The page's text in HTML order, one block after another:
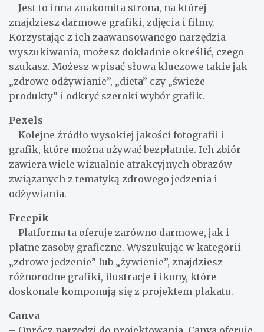
– Jest to inna znakomita strona, na której
znajdziesz darmowe grafiki, zdjęcia i filmy.
Korzystając z ich zaawansowanego narzędzia
wyszukiwania, możesz dokładnie określić, czego
szukasz. Możesz wpisać słowa kluczowe takie jak
„zdrowe odżywianie”, „dieta” czy „świeże
produkty” i odkryć szeroki wybór grafik.
Pexels
– Kolejne źródło wysokiej jakości fotografii i
grafik, które można używać bezpłatnie. Ich zbiór
zawiera wiele wizualnie atrakcyjnych obrazów
związanych z tematyką zdrowego jedzenia i
odżywiania.
Freepik
– Platforma ta oferuje zarówno darmowe, jak i
płatne zasoby graficzne. Wyszukując w kategorii
„zdrowe jedzenie” lub „żywienie”, znajdziesz
różnorodne grafiki, ilustracje i ikony, które
doskonale komponują się z projektem plakatu.
Canva